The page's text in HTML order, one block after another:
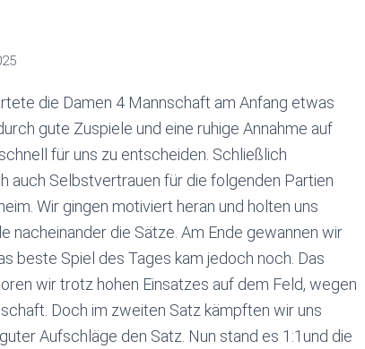
die Damen 4 Mannschaft am Anfang etwas
gute Zuspiele und eine ruhige Annahme auf
für uns zu entscheiden. Schließlich
auch Selbstvertrauen für die folgenden Partien
Wir gingen motiviert heran und holten uns
nacheinander die Sätze. Am Ende gewannen wir
beste Spiel des Tages kam jedoch noch. Das
wir trotz hohen Einsatzes auf dem Feld, wegen
Doch im zweiten Satz kämpften wir uns
Aufschläge den Satz. Nun stand es 1:1und die